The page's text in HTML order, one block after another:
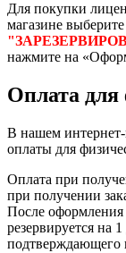
Для покупки
магазине
нажмите на
Оплата для
В нашем
оплаты для
Оплата при
при получении
После оформления
резервируется на
подтверждающего